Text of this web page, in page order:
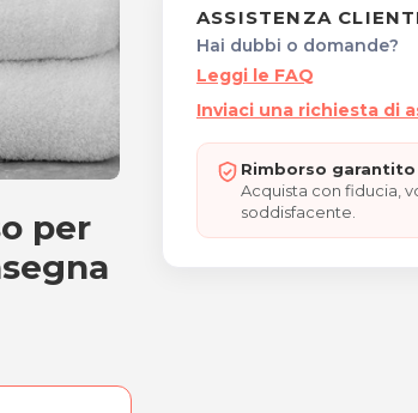
viso per centri
per
ASSISTENZA
Hai dubbi o domande?
Leggi le FAQ
Inviaci una richiesta di
Rimborso
Acquista con fiducia,
soddisfacente.